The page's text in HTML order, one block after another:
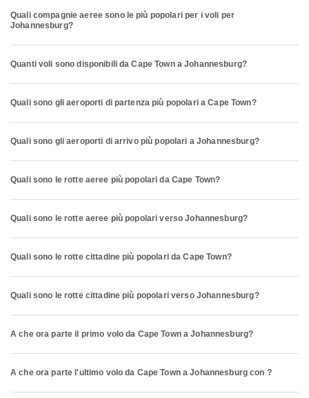
Quali compagnie aeree sono le più popolari per i voli per
Johannesburg?
Quanti voli sono disponibili da Cape Town a Johannesburg?
Quali sono gli aeroporti di partenza più popolari a Cape Town?
Quali sono gli aeroporti di arrivo più popolari a Johannesburg?
Quali sono le rotte aeree più popolari da Cape Town?
Quali sono le rotte aeree più popolari verso Johannesburg?
Quali sono le rotte cittadine più popolari da Cape Town?
Quali sono le rotte cittadine più popolari verso Johannesburg?
A che ora parte il primo volo da Cape Town a Johannesburg?
A che ora parte l'ultimo volo da Cape Town a Johannesburg con ?